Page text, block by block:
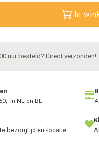
In
uur besteld? Direct verzonden!
in NL en BE
bezorgtijd en -locatie